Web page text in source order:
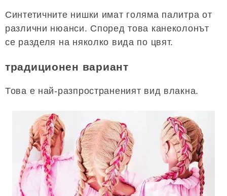
Синтетичните нишки имат голяма палитра от
различни нюанси. Според това канеколонът
се разделя на няколко вида по цвят.
традиционен вариант
Това е най-разпространеният вид влакна.